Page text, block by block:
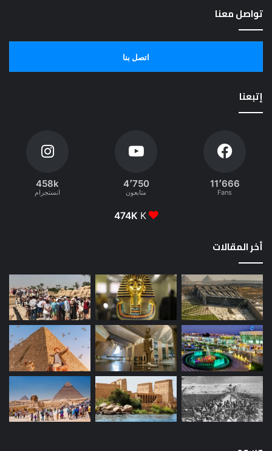
تواصل معنا
اتصل بنا
إتبعنا
11٬666
Fans
4٬750
متابعون
458k
انستجرام
474K K
أخر المقالات